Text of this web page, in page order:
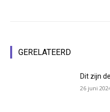
GERELATEERD
Dit zijn
26 juni